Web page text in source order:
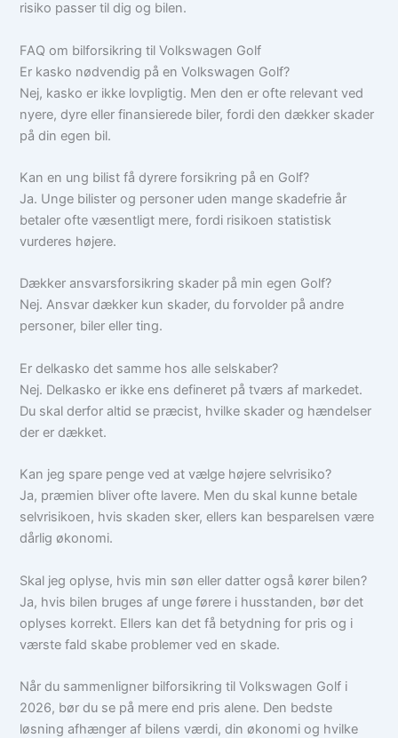
risiko passer til dig og bilen.
FAQ om bilforsikring til Volkswagen Golf
Er kasko nødvendig på en Volkswagen Golf?
Nej, kasko er ikke lovpligtig. Men den er ofte relevant ved
nyere, dyre eller finansierede biler, fordi den dækker skader
på din egen bil.
Kan en ung bilist få dyrere forsikring på en Golf?
Ja. Unge bilister og personer uden mange skadefrie år
betaler ofte væsentligt mere, fordi risikoen statistisk
vurderes højere.
Dækker ansvarsforsikring skader på min egen Golf?
Nej. Ansvar dækker kun skader, du forvolder på andre
personer, biler eller ting.
Er delkasko det samme hos alle selskaber?
Nej. Delkasko er ikke ens defineret på tværs af markedet.
Du skal derfor altid se præcist, hvilke skader og hændelser
der er dækket.
Kan jeg spare penge ved at vælge højere selvrisiko?
Ja, præmien bliver ofte lavere. Men du skal kunne betale
selvrisikoen, hvis skaden sker, ellers kan besparelsen være
dårlig økonomi.
Skal jeg oplyse, hvis min søn eller datter også kører bilen?
Ja, hvis bilen bruges af unge førere i husstanden, bør det
oplyses korrekt. Ellers kan det få betydning for pris og i
værste fald skabe problemer ved en skade.
Når du sammenligner bilforsikring til Volkswagen Golf i
2026, bør du se på mere end pris alene. Den bedste
løsning afhænger af bilens værdi, din økonomi og hvilke